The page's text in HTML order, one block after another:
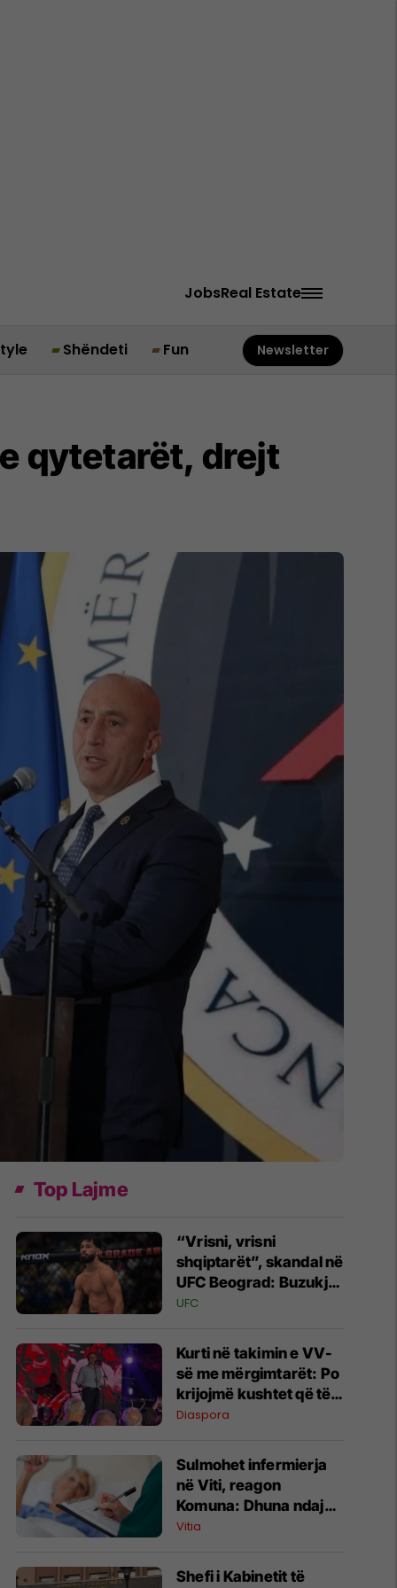
JobsReal Estate
Shëndeti Fun Newsletter
qytetarët, drejt
Top Lajme
“Vrisni, vrisni
shqiptarët”, skandal në
UFC Beograd: Buzukja
u përball me thirrje
tribunat
UFC
Kurti në takimin e VV-
së me mërgimtarët: Po
krijojmë kushtet që të
ktheheni në Kosovë
Diaspora
Sulmohet infermierja
në Viti, reagon
Komuna: Dhuna ndaj
stafit shëndetësor nuk
Vitia
Shefi i Kabinetit të